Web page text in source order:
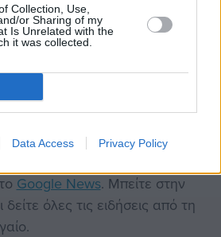
Collection, Use,
or Sharing of my
Is Unrelated with the
it was collected.
Data Access Privacy Policy
Entos στη Χίο, Λεωφόρος
Google News. Μπείτε στην
δείτε όλες τις ειδήσεις από τη